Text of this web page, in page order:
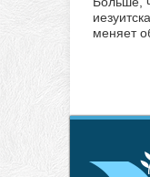
меняет